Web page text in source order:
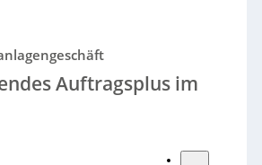
Auftragsplus im